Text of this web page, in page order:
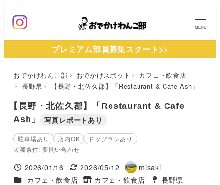
ン
MENU
プレミアム部員募集スタート>>
おでかけわんこ部 おでかけスポット
カフェ・飲食店
長野県
【長野・北佐久郡】「Restaurant & Cafe Ash」
【長野・北佐久郡】「Restaurant & Cafe
Ash」
写真レポートあり
駐車場あり 店内OK
ドッグランあり
犬種条件: 要問い合わせ
投稿日
2026/01/16
更新日
2026/05/12
著
misaki
施設ジャンル
カフェ・飲食店 カフェ・飲食店 長野県